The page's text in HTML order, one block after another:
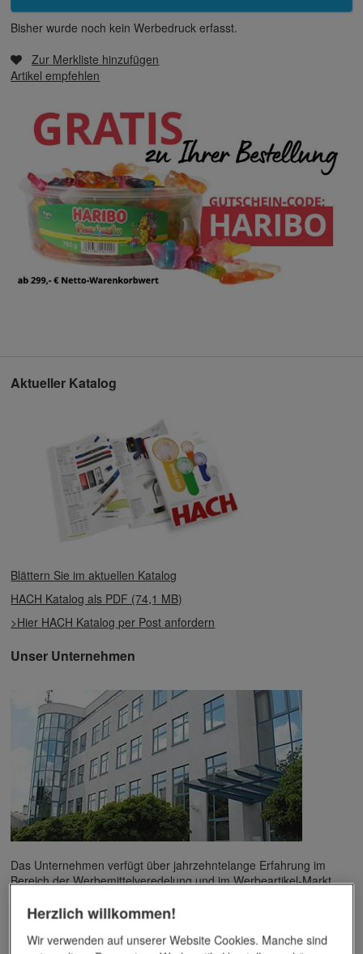
Bisher wurde noch kein Werbedruck erfasst.
Zur Merkliste hinzufügen
Artikel empfehlen
Aktueller Katalog
Blättern Sie im aktuellen Katalog
HACH Katalog als PDF (74,1 MB)
>Hier HACH Katalog per Post anfordern
Unser Unternehmen
Das Unternehmen verfügt über jahrzehntelange Erfahrung im
Bereich der Werbemittelveredelung und im Werbeartikel-Markt.
insbesondere wenn es um professionellen
Herzlich willkommen!
Wir verwenden auf unserer Website Cookies. Manche sind